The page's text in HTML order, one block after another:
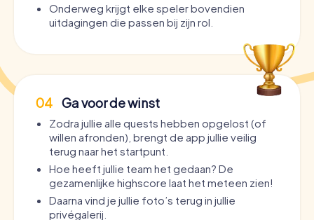
Onderweg krijgt elke speler bovendien
uitdagingen die passen bij zijn rol.
04 Ga voor de winst
Zodra jullie alle quests hebben opgelost (of
willen afronden), brengt de app jullie veilig
terug naar het startpunt.
Hoe heeft jullie team het gedaan? De
gezamenlijke highscore laat het meteen zien!
Daarna vind je jullie foto’s terug in jullie
privégalerij.